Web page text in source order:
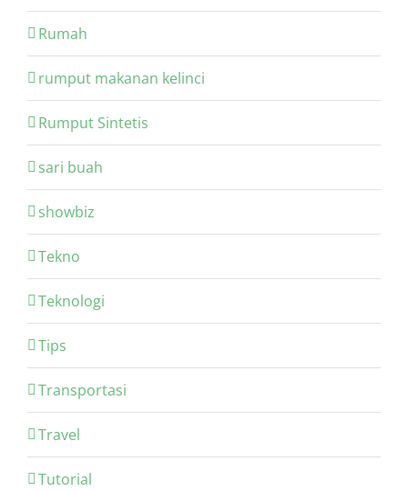
Rumah
rumput makanan kelinci
Rumput Sintetis
sari buah
showbiz
Tekno
Teknologi
Tips
Transportasi
Travel
Tutorial